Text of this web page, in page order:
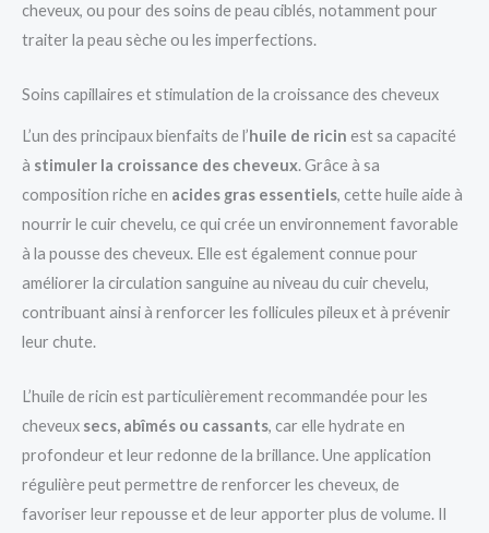
cheveux, ou pour des soins de peau ciblés, notamment pour
traiter la peau sèche ou les imperfections.
Soins capillaires et stimulation de la croissance des cheveux
L’un des principaux bienfaits de l’huile de ricin est sa capacité
à stimuler la croissance des cheveux. Grâce à sa
composition riche en acides gras essentiels, cette huile aide à
nourrir le cuir chevelu, ce qui crée un environnement favorable
à la pousse des cheveux. Elle est également connue pour
améliorer la circulation sanguine au niveau du cuir chevelu,
contribuant ainsi à renforcer les follicules pileux et à prévenir
leur chute.
L’huile de ricin est particulièrement recommandée pour les
cheveux secs, abîmés ou cassants, car elle hydrate en
profondeur et leur redonne de la brillance. Une application
régulière peut permettre de renforcer les cheveux, de
favoriser leur repousse et de leur apporter plus de volume. Il